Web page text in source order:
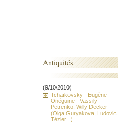
Antiquités
(9/10/2010)
Tchaïkovsky - Eugène
Onéguine - Vassily
Petrenko, Willy Decker -
(Olga Guryakova, Ludovic
Tézier...)